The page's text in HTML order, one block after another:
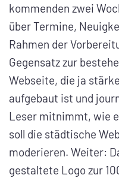
kommenden zwei
über Termine,
Rahmen der
Gegensatz zur
Webseite, die ja
aufgebaut ist und
Leser mitnimmt, wie
soll die städtische
moderieren. Weiter:
gestaltete Logo zur